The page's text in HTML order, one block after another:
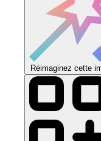
Réimaginez cette